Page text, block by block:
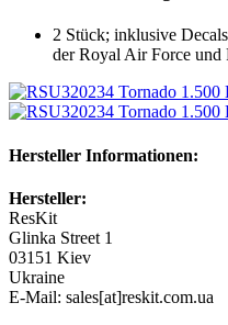
2 Stück; inklusive
der Royal Air Force
Hersteller Informationen:
Hersteller:
ResKit
Glinka Street 1
03151 Kiev
Ukraine
E-Mail: sales[at]reskit.com.ua